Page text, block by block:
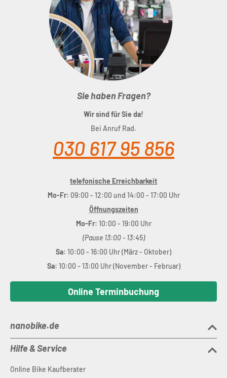
: 17 cm
820 g
20 L
Max. Zuladung:9 kg
Sie haben Fragen?
Wir sind für Sie da!
Bei Anruf Rad.
030 617 95 856
telefonische Erreichbarkeit
Mo-Fr: 09:00 - 12:00 und 14:00 - 17:00 Uhr
Öffnungszeiten
Mo-Fr: 10:00 - 19:00 Uhr
(Pause 13:00 - 13:45)
Sa: 10:00 - 16:00 Uhr (März - Oktober)
Sa: 10:00 - 13:00 Uhr (November - Februar)
Online Terminbuchung
nanobike.de
Hilfe & Service
Online Bike Kaufberater